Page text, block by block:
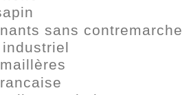
sans contremarche